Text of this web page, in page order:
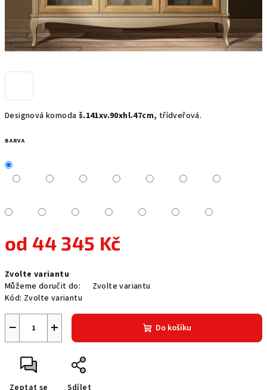
Designová komoda š.141xv.90xhl.47cm, třídveřová.
BARVA
od44 345 Kč
cena:
Zvolte variantu
Můžeme doručit do:
Zvolte variantu
Kód: Zvolte variantu
+
− Do košíku
Zeptat se Sdílet